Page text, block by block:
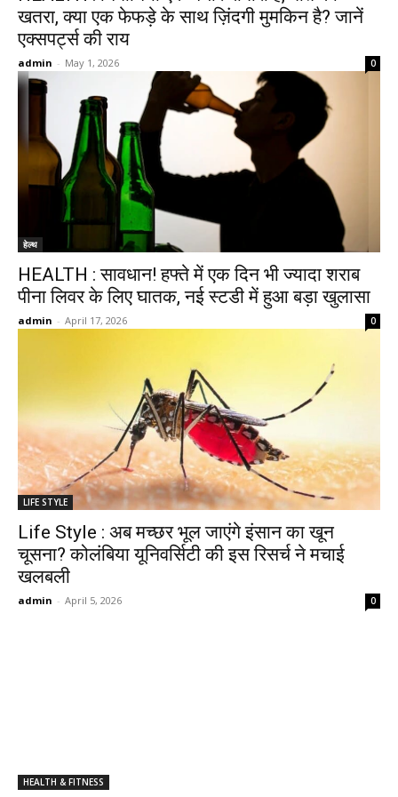
खतरा, क्या एक फेफड़े के साथ ज़िंदगी मुमकिन है? जानें
एक्सपर्ट्स की राय
admin - May 1, 2026 0
हेल्थ
HEALTH : सावधान! हफ्ते में एक दिन भी ज्यादा शराब
पीना लिवर के लिए घातक, नई स्टडी में हुआ बड़ा खुलासा
admin - April 17, 2026 0
LIFE STYLE
Life Style : अब मच्छर भूल जाएंगे इंसान का खून
चूसना? कोलंबिया यूनिवर्सिटी की इस रिसर्च ने मचाई
खलबली
admin - April 5, 2026 0
HEALTH & FITNESS